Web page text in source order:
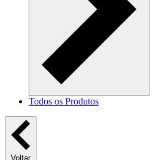
Todos os Produtos
Voltar